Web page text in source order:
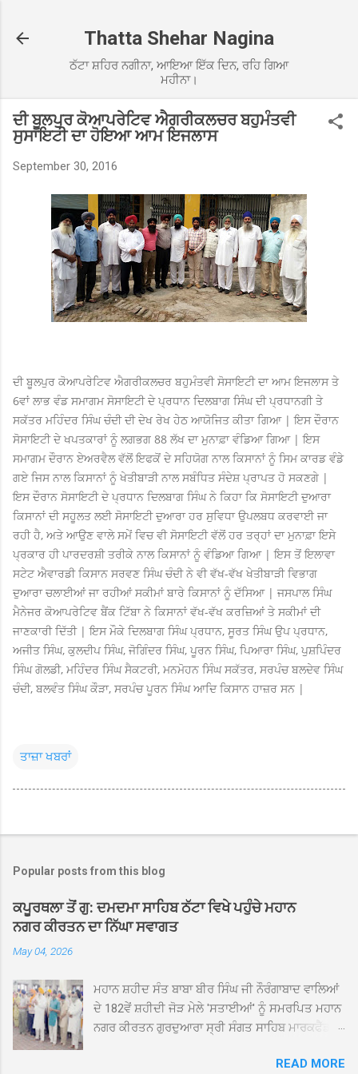
Thatta Shehar Nagina
ਠੱਟਾ ਸ਼ਹਿਰ ਨਗੀਨਾ, ਆਇਆ ਇੱਕ ਦਿਨ, ਰਹਿ ਗਿਆ
ਮਹੀਨਾ।
ਦੀ ਬੂਲਪੁਰ ਕੋਆਪਰੇਟਿਵ ਐਗਰੀਕਲਚਰ ਬਹੁਮੰਤਵੀ
ਸੁਸਾਇਟੀ ਦਾ ਹੋਇਆ ਆਮ ਇਜਲਾਸ
September 30, 2016
ਦੀ ਬੂਲਪੁਰ ਕੋਆਪਰੇਟਿਵ ਐਗਰੀਕਲਚਰ ਬਹੁਮੰਤਵੀ ਸੋਸਾਇਟੀ ਦਾ ਆਮ ਇਜਲਾਸ ਤੇ
6ਵਾਂ ਲਾਭ ਵੰਡ ਸਮਾਗਮ ਸੋਸਾਇਟੀ ਦੇ ਪ੍ਰਧਾਨ ਦਿਲਬਾਗ ਸਿੰਘ ਦੀ ਪ੍ਰਧਾਨਗੀ ਤੇ
ਸਕੱਤਰ ਮਹਿੰਦਰ ਸਿੰਘ ਚੰਦੀ ਦੀ ਦੇਖ ਰੇਖ ਹੇਠ ਆਯੋਜਿਤ ਕੀਤਾ ਗਿਆ | ਇਸ ਦੌਰਾਨ
ਸੋਸਾਇਟੀ ਦੇ ਖਪਤਕਾਰਾਂ ਨੂੰ ਲਗਭਗ 88 ਲੱਖ ਦਾ ਮੁਨਾਫ਼ਾ ਵੰਡਿਆ ਗਿਆ | ਇਸ
ਸਮਾਗਮ ਦੌਰਾਨ ਏਅਰਵੈਲ ਵੱਲੋਂ ਇਫਕੋਂ ਦੇ ਸਹਿਯੋਗ ਨਾਲ ਕਿਸਾਨਾਂ ਨੂੰ ਸਿਮ ਕਾਰਡ ਵੰਡੇ
ਗਏ ਜਿਸ ਨਾਲ ਕਿਸਾਨਾਂ ਨੂੰ ਖੇਤੀਬਾੜੀ ਨਾਲ ਸਬੰਧਿਤ ਸੰਦੇਸ਼ ਪ੍ਰਾਪਤ ਹੋ ਸਕਣਗੇ |
ਇਸ ਦੌਰਾਨ ਸੋਸਾਇਟੀ ਦੇ ਪ੍ਰਧਾਨ ਦਿਲਬਾਗ ਸਿੰਘ ਨੇ ਕਿਹਾ ਕਿ ਸੋਸਾਇਟੀ ਦੁਆਰਾ
ਕਿਸਾਨਾਂ ਦੀ ਸਹੂਲਤ ਲਈ ਸੋਸਾਇਟੀ ਦੁਆਰਾ ਹਰ ਸੁਵਿਧਾ ਉਪਲਬਧ ਕਰਵਾਈ ਜਾ
ਰਹੀ ਹੈ, ਅਤੇ ਆਉਣ ਵਾਲੇ ਸਮੇਂ ਵਿਚ ਵੀ ਸੋਸਾਇਟੀ ਵੱਲੋਂ ਹਰ ਤਰ੍ਹਾਂ ਦਾ ਮੁਨਾਫ਼ਾ ਇਸੇ
ਪ੍ਰਕਾਰ ਹੀ ਪਾਰਦਰਸ਼ੀ ਤਰੀਕੇ ਨਾਲ ਕਿਸਾਨਾਂ ਨੂੰ ਵੰਡਿਆ ਗਿਆ | ਇਸ ਤੋਂ ਇਲਾਵਾ
ਸਟੇਟ ਐਵਾਰਡੀ ਕਿਸਾਨ ਸਰਵਣ ਸਿੰਘ ਚੰਦੀ ਨੇ ਵੀ ਵੱਖ-ਵੱਖ ਖੇਤੀਬਾੜੀ ਵਿਭਾਗ
ਦੁਆਰਾ ਚਲਾਈਆਂ ਜਾ ਰਹੀਆਂ ਸਕੀਮਾਂ ਬਾਰੇ ਕਿਸਾਨਾਂ ਨੂੰ ਦੱਸਿਆ | ਜਸਪਾਲ ਸਿੰਘ
ਮੈਨੇਜਰ ਕੋਆਪਰੇਟਿਵ ਬੈਂਕ ਟਿੱਬਾ ਨੇ ਕਿਸਾਨਾਂ ਵੱਖ-ਵੱਖ ਕਰਜ਼ਿਆਂ ਤੇ ਸਕੀਮਾਂ ਦੀ
ਜਾਣਕਾਰੀ ਦਿੱਤੀ | ਇਸ ਮੌਕੇ ਦਿਲਬਾਗ ਸਿੰਘ ਪ੍ਰਧਾਨ, ਸੂਰਤ ਸਿੰਘ ਉਪ ਪ੍ਰਧਾਨ,
ਅਜੀਤ ਸਿੰਘ, ਕੁਲਦੀਪ ਸਿੰਘ, ਜੋਗਿੰਦਰ ਸਿੰਘ, ਪੂਰਨ ਸਿੰਘ, ਪਿਆਰਾ ਸਿੰਘ, ਪੁਸ਼ਪਿੰਦਰ
ਸਿੰਘ ਗੋਲਡੀ, ਮਹਿੰਦਰ ਸਿੰਘ ਸੈਕਟਰੀ, ਮਨਮੋਹਨ ਸਿੰਘ ਸਕੱਤਰ, ਸਰਪੰਚ ਬਲਦੇਵ ਸਿੰਘ
ਚੰਦੀ, ਬਲਵੰਤ ਸਿੰਘ ਕੌੜਾ, ਸਰਪੰਚ ਪੂਰਨ ਸਿੰਘ ਆਦਿ ਕਿਸਾਨ ਹਾਜ਼ਰ ਸਨ |
ਤਾਜ਼ਾ ਖਬਰਾਂ
Popular posts from this blog
ਕਪੂਰਥਲਾ ਤੋਂ ਗੁ: ਦਮਦਮਾ ਸਾਹਿਬ ਠੱਟਾ ਵਿਖੇ ਪਹੁੰਚੇ ਮਹਾਨ
ਨਗਰ ਕੀਰਤਨ ਦਾ ਨਿੱਘਾ ਸਵਾਗਤ
May 04, 2026
ਮਹਾਨ ਸ਼ਹੀਦ ਸੰਤ ਬਾਬਾ ਬੀਰ ਸਿੰਘ ਜੀ ਨੌਰੰਗਾਬਾਦ ਵਾਲਿਆਂ
ਦੇ 182ਵੇਂ ਸ਼ਹੀਦੀ ਜੋੜ ਮੇਲੇ 'ਸਤਾਈਆਂ' ਨੂੰ ਸਮਰਪਿਤ ਮਹਾਨ
ਨਗਰ ਕੀਰਤਨ ਗੁਰਦੁਆਰਾ ਸ੍ਰੀ ਸੰਗਤ ਸਾਹਿਬ ਮਾਰਕਫੈੱਡ
ਸਰਪ੍ਰਸਤੀ ਹੇਠ, ਪੰਜ ਪਿਆਰਿਆਂ ਦੀ ਅਗਵਾਈ ਵਿੱਚ
READ MORE